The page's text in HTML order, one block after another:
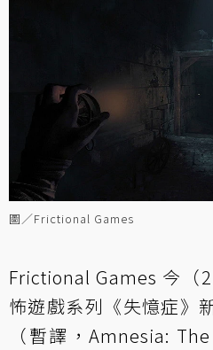
圖／Frictional Games
Frictional Games 今（
怖遊戲系列《失憶症》
（暫譯，Amnesia: